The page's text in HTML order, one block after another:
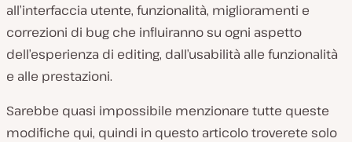
all’interfaccia utente, funzionalità, miglioramenti e
correzioni di bug che influiranno su ogni aspetto
dell’esperienza di editing, dall’usabilità alle funzionalità
e alle prestazioni.
Sarebbe quasi impossibile menzionare tutte queste
modifiche qui, quindi in questo articolo troverete solo